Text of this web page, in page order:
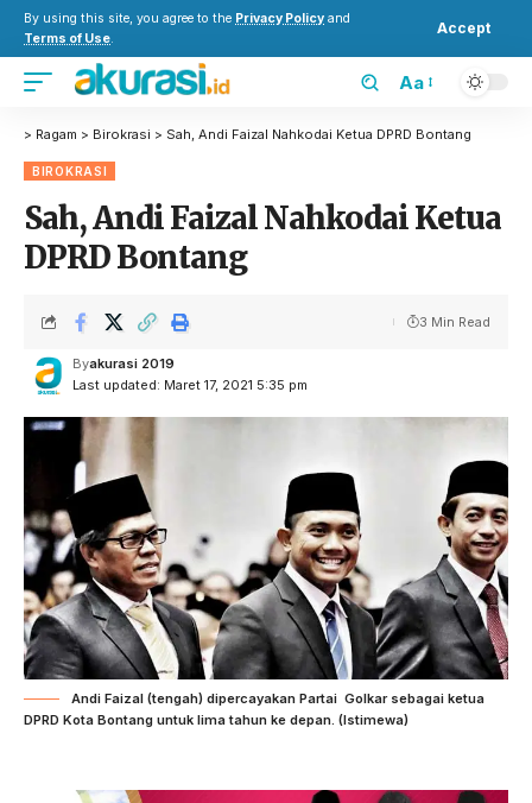
By using this site, you agree to the Privacy Policy and
Terms of Use.
Accept
Aa
> Ragam > Birokrasi > Sah, Andi Faizal Nahkodai Ketua DPRD Bontang
BIROKRASI
Sah, Andi Faizal Nahkodai Ketua
DPRD Bontang
Last updated: Maret 17, 2021 5:35 pm
Byakurasi 2019
3 Min Read
Andi Faizal (tengah) dipercayakan Partai Golkar sebagai ketua
DPRD Kota Bontang untuk lima tahun ke depan. (Istimewa)